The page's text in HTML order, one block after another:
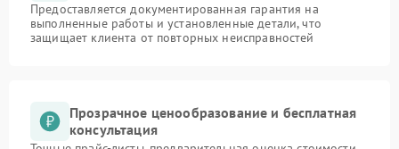
Предоставляется документированная гарантия на
выполненные работы и установленные детали, что
защищает клиента от повторных неисправностей
Прозрачное ценообразование и бесплатная
консультация